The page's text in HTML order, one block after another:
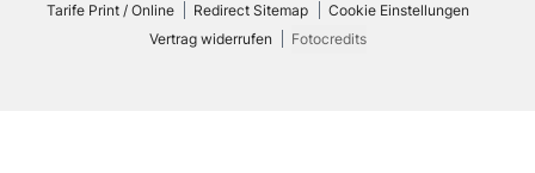
Tarife Print / Online
Redirect Sitemap
Cookie Einstellungen
Vertrag widerrufen
Fotocredits